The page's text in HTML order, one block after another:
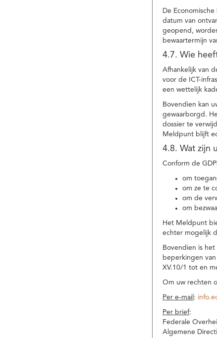
De
datum van
geopend,
bewaartermijn
4.7. Wie
Afhankelijk van
voor de ICT-
een wettelijk
Bovendien kan
gewaarborgd.
dossier te
Meldpunt blijft
4.8. Wat zijn
Conform de
om
om ze te
om de
om
Het Meldpunt
echter mogelijk
Bovendien is
beperkingen
XV.10/1 tot en
Om uw rechten
Per e-mail :
Per brief:
Federale
Algemene